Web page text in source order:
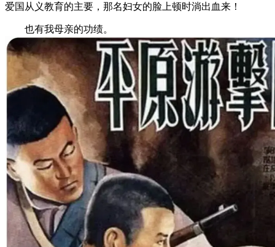
爱国从义教育的主要，那名妇女的脸上顿时淌出血来！
也有我母亲的功绩。